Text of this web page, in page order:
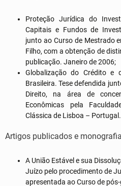
Proteção Jurídica do
Capitais e Fundos de
junto ao Curso de Mestrado
Filho, com a obtenção de
publicação. Janeiro de 2006;
Globalização do Crédito e
Brasileira. Tese defendida
Direito, na área de
Econômicas pela
Clássica de Lisboa –
Artigos publicados e
A União Estável e sua
Juízo pelo procedimento de
apresentada ao Curso de